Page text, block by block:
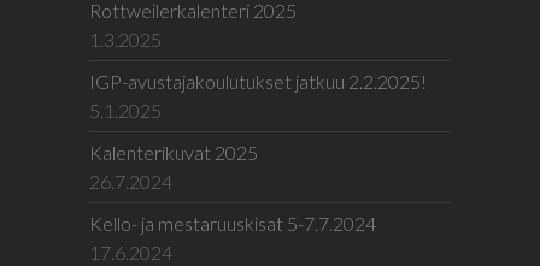
Rottweilerkalenteri 2025
1.3.2025
IGP-avustajakoulutukset jatkuu 2.2.2025!
5.1.2025
Kalenterikuvat 2025
26.7.2024
Kello- ja mestaruuskisat 5-7.7.2024
17.6.2024